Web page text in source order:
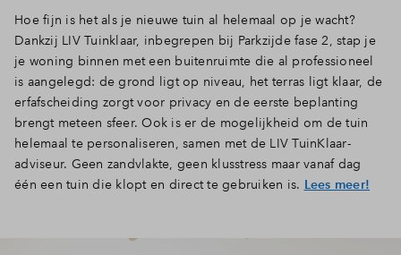
Hoe fijn is het als je nieuwe tuin al helemaal op je wacht?
Dankzij LIV Tuinklaar, inbegrepen bij Parkzijde fase 2, stap je
je woning binnen met een buitenruimte die al professioneel
is aangelegd: de grond ligt op niveau, het terras ligt klaar, de
erfafscheiding zorgt voor privacy en de eerste beplanting
brengt meteen sfeer. Ook is er de mogelijkheid om de tuin
helemaal te personaliseren, samen met de LIV TuinKlaar-
adviseur. Geen zandvlakte, geen klusstress maar vanaf dag
één een tuin die klopt en direct te gebruiken is. Lees meer!